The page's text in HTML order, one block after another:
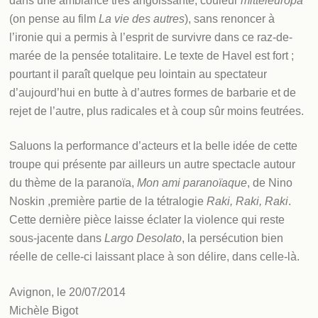
(on pense au filmLa vie des autres), sans renoncer à
l’ironie qui a permis à l’esprit de survivre dans ce raz-de-
marée de la pensée totalitaire. Le texte de Havel est fort ;
pourtant il paraît quelque peu lointain au spectateur
d’aujourd’hui en butte à d’autres formes de barbarie et de
rejet de l’autre, plus radicales et à coup sûr moins feutrées.
Saluons la performance d’acteurs et la belle idée de cette
troupe qui présente par ailleurs un autre spectacle autour
du thème de la paranoïa,Mon ami paranoïaque, de Nino
Noskin ,première partie de la tétralogieRaki, Raki, Raki.
Cette dernière pièce laisse éclater la violence qui reste
sous-jacente dansLargo Desolato, la persécution bien
réelle de celle-ci laissant place à son délire, dans celle-là.
Avignon, le 20/07/2014
Michèle Bigot